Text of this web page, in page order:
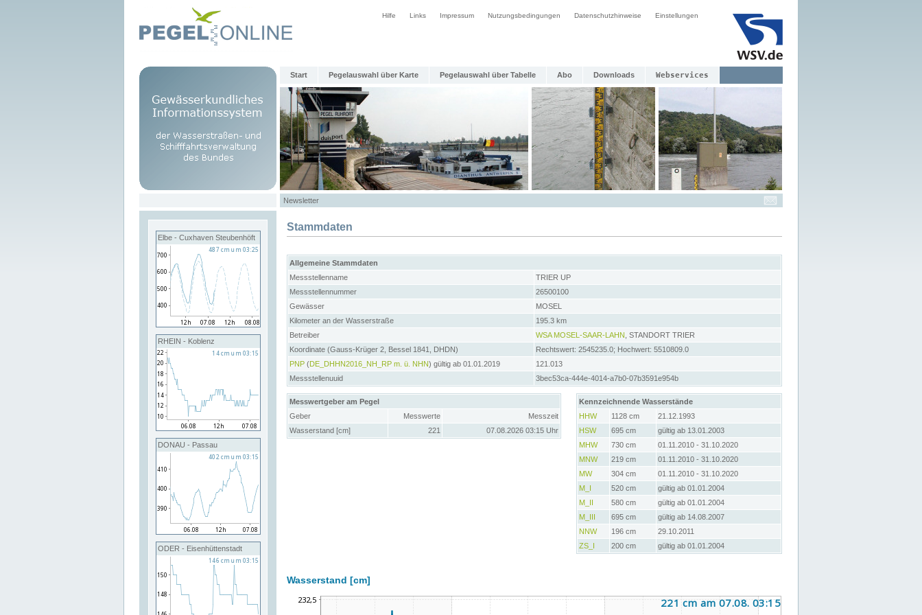
Hilfe Links Impressum Nutzungsbedingungen Datenschutzhinweise Einstellungen
Start Pegelauswahl über Karte Pegelauswahl über Tabelle Abo Downloads Webservices
Newsletter
Elbe - Cuxhaven Steubenhöft
RHEIN - Koblenz
DONAU - Passau
ODER - Eisenhüttenstadt
Stammdaten
Allgemeine Stammdaten
Messstellenname
TRIER UP
Messstellennummer
26500100
Gewässer
MOSEL
Kilometer an der Wasserstraße
195.3 km
Betreiber
WSA MOSEL-SAAR-LAHN , STANDORT TRIER
Koordinate (Gauss-Krüger 2, Bessel 1841, DHDN)
Rechtswert: 2545235.0; Hochwert: 5510809.0
PNP (DE_DHHN2016_NH_RP m. ü. NHN) gültig ab 01.01.2019
121.013
Messstellenuuid
3bec53ca-444e-4014-a7b0-07b3591e954b
Messwertgeber am Pegel
Geber
Messwerte
Messzeit
Wasserstand [cm]
221 07.08.2026 03:15 Uhr
Kennzeichnende Wasserstände
HHW
1128 cm
21.12.1993
HSW
695 cm
gültig ab 13.01.2003
MHW
730 cm
01.11.2010 - 31.10.2020
MNW
219 cm
01.11.2010 - 31.10.2020
MW
304 cm
01.11.2010 - 31.10.2020
M_I
520 cm
gültig ab 01.01.2004
M_II
580 cm
gültig ab 01.01.2004
M_III
695 cm
gültig ab 14.08.2007
NNW
196 cm
29.10.2011
ZS_I
200 cm gültig ab 01.01.2004
Wasserstand [cm]